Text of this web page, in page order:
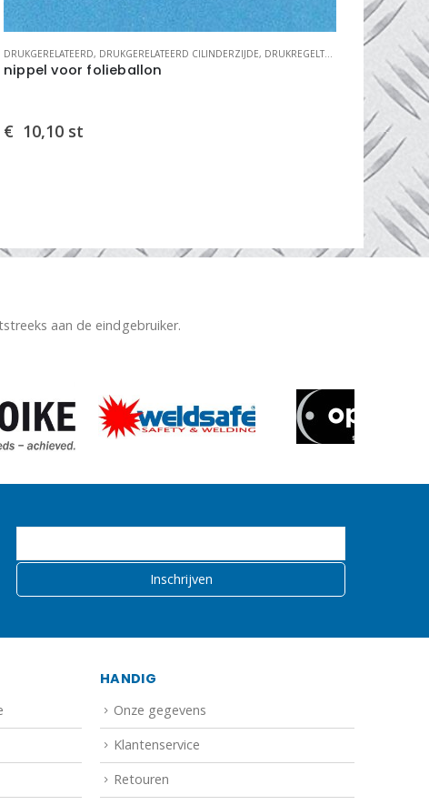
DRUKGERELATEERD, DRUKGERELATEERD CILINDERZIJDE, DRUKREGELTECHNIEK
nippel voor folieballon
€ 10,10 st € 70,00
aan de eindgebruiker.
HANDIG
Onze gegevens
Klantenservice
Retouren